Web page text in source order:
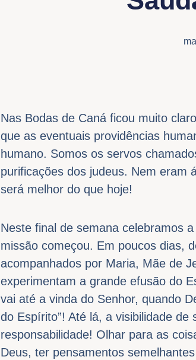
Nas Bodas de Caná ficou muito
que as eventuais providências
humano. Somos os servos
purificações dos judeus. Nem eram
será melhor do que hoje!
Neste final de semana celebramos
missão começou. Em poucos dias,
acompanhados por Maria, Mãe de
experimentam a grande efusão do
vai até a vinda do Senhor, quando
do Espírito”! Até lá, a visibilidade
responsabilidade! Olhar para as
Deus, ter pensamentos